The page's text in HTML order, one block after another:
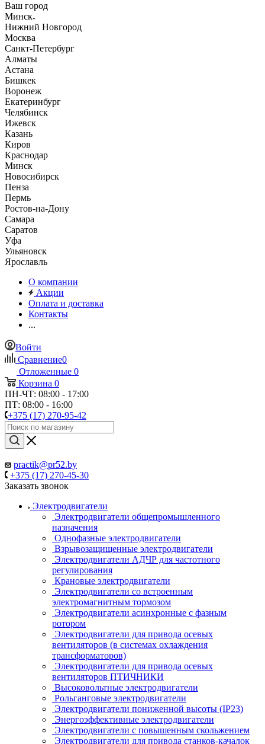
Ваш город
Минск
Нижний Новгород
Москва
Санкт-Петербург
Алматы
Астана
Бишкек
Воронеж
Екатеринбург
Челябинск
Ижевск
Казань
Киров
Краснодар
Минск
Новосибирск
Пенза
Пермь
Ростов-на-Дону
Самара
Саратов
Уфа
Ульяновск
Ярославль
О компании
Акции
Оплата и доставка
Контакты
...
Войти
Сравнение0
Отложенные 0
Корзина 0
ПН-ЧТ: 08:00 - 17:00
ПТ: 08:00 - 16:00
+375 (17) 270-95-42
practik@pr52.by
+375 (17) 270-45-30
Заказать звонок
Электродвигатели
Электродвигатели общепромышленного
назначения
Однофазные электродвигатели
Взрывозащищенные электродвигатели
Электродвигатели АДЧР для частотного
регулирования
Крановые электродвигатели
Электродвигатели со встроенным
электромагнитным тормозом
Электродвигатели асинхронные с фазным
ротором
Электродвигатели для привода осевых
вентиляторов (в системах охлаждения
трансформаторов)
Электродвигатели для привода осевых
вентиляторов ПТИЧНИКИ
Высоковольтные электродвигатели
Рольганговые электродвигатели
Электродвигатели пониженной высоты (IP23)
Энергоэффективные электродвигатели
Электродвигатели с повышенным скольжением
Электродвигатели для привода станков-качалок